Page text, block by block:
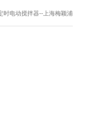
时电动搅拌器--上海梅颖浦